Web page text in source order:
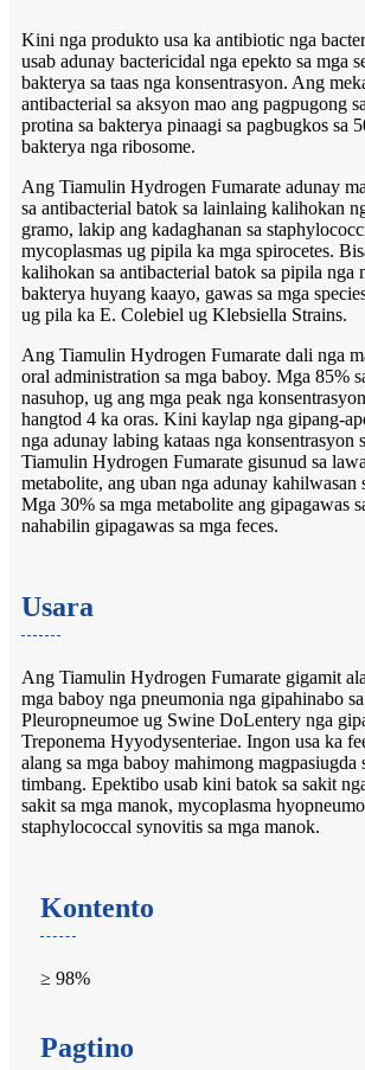
Kini nga produkto usa ka antibiotic nga
usab adunay bactericidal nga epekto sa mga
bakterya sa taas nga konsentrasyon. Ang
antibacterial sa aksyon mao ang pagpugong
protina sa bakterya pinaagi sa pagbugkos sa
bakterya nga ribosome.
Ang Tiamulin Hydrogen Fumarate adunay
sa antibacterial batok sa lainlaing kalihokan
gramo, lakip ang kadaghanan sa
mycoplasmas ug pipila ka mga spirocetes.
kalihokan sa antibacterial batok sa pipila nga
bakterya huyang kaayo, gawas sa mga
ug pila ka E. Colebiel ug Klebsiella Strains.
Ang Tiamulin Hydrogen Fumarate dali nga
oral administration sa mga baboy. Mga 85%
nasuhop, ug ang mga peak nga
hangtod 4 ka oras. Kini kaylap nga gipang-
nga adunay labing kataas nga konsentrasyon
Tiamulin Hydrogen Fumarate gisunud sa
metabolite, ang uban nga adunay kahilwasan
Mga 30% sa mga metabolite ang gipagawas
nahabilin gipagawas sa mga feces.
Usara
Ang Tiamulin Hydrogen Fumarate gigamit
mga baboy nga pneumonia nga gipahinabo
Pleuropneumoe ug Swine DoLentery nga
Treponema Hyyodysenteriae. Ingon usa ka
alang sa mga baboy mahimong magpasiugda
timbang. Epektibo usab kini batok sa sakit
sakit sa mga manok, mycoplasma
staphylococcal synovitis sa mga manok.
Kontento
≥ 98%
Pagtino